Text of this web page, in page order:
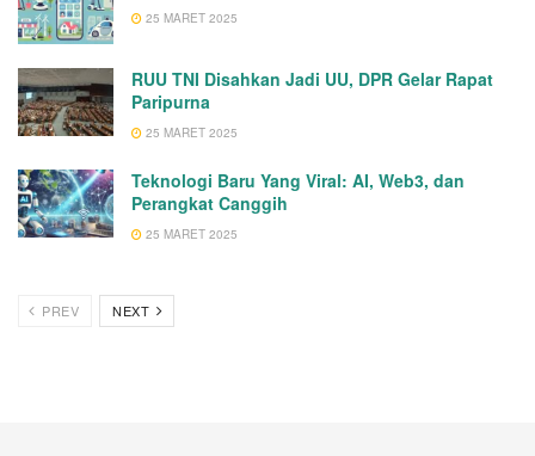
25 MARET 2025
RUU TNI Disahkan Jadi UU, DPR Gelar Rapat
Paripurna
25 MARET 2025
Teknologi Baru Yang Viral: AI, Web3, dan
Perangkat Canggih
25 MARET 2025
PREV NEXT